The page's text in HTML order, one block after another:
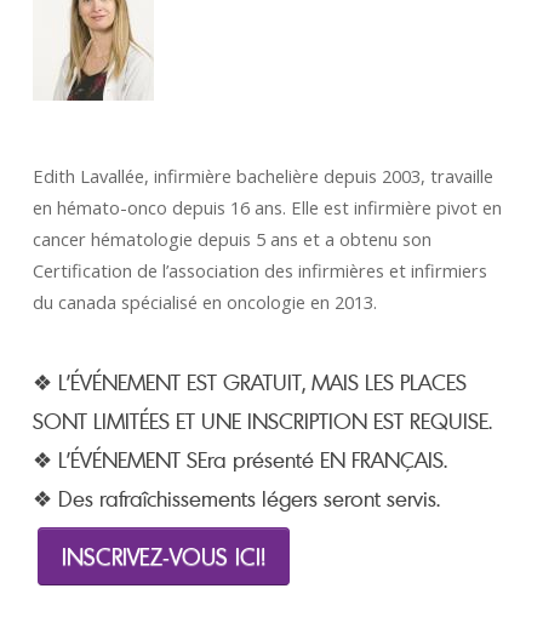
Edith Lavallée, infirmière bachelière depuis 2003, travaille
en hémato-onco depuis 16 ans. Elle est infirmière pivot en
cancer hématologie depuis 5 ans et a obtenu son
Certification de l’association des infirmières et infirmiers
du canada spécialisé en oncologie en 2013.
❖ L’ÉVÉNEMENT EST GRATUIT, MAIS LES PLACES
SONT LIMITÉES ET UNE INSCRIPTION EST REQUISE.
❖ L’ÉVÉNEMENT SEra présenté EN FRANÇAIS.
❖ Des rafraîchissements légers seront servis.
INSCRIVEZ-VOUS ICI!